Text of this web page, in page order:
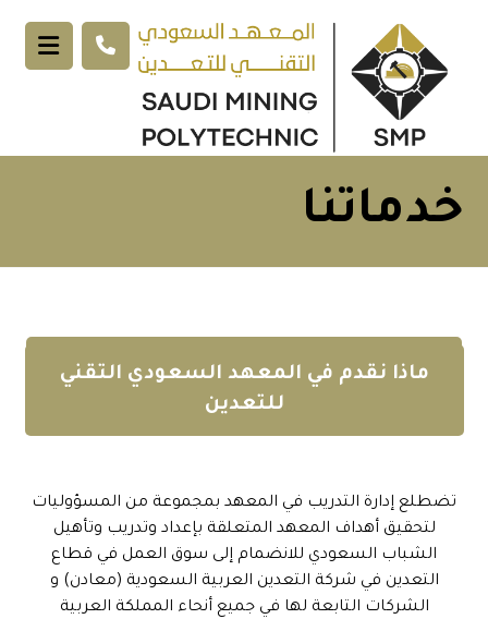
خدماتنا
ماذا نقدم في المعهد السعودي التقني
للتعدين
تضطلع إدارة التدريب في المعهد بمجموعة من المسؤوليات
لتحقيق أهداف المعهد المتعلقة بإعداد وتدريب وتأهيل
الشباب السعودي للانضمام إلى سوق العمل في قطاع
التعدين في شركة التعدين العربية السعودية (معادن) و
الشركات التابعة لها في جميع أنحاء المملكة العربية